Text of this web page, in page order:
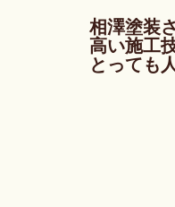
相澤塗装
高い施工
とっても